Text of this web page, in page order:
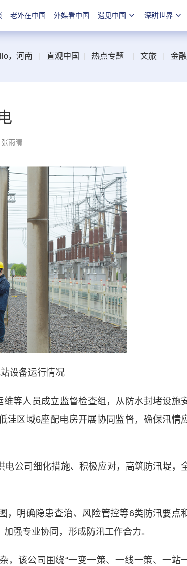
老外在中国 外媒看中国 遇见中国 深耕世界
，河南 直观中国 热点专题 文旅 金融
雨晴
设备运行情况
等人员成立监督检查组，从防水封堵设施
洼区域6座配电房开展协同监督，确保汛情
公司细化措施、积极应对，高筑防汛堤，
明确隐患查治、风险管控等6类防汛要点
强专业协同，形成防汛工作合力。
该公司围绕“一变一策、一线一策、一站